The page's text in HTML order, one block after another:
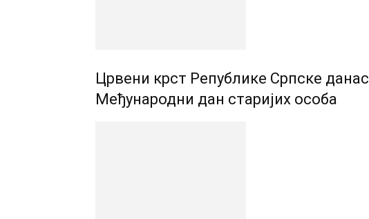
Црвени крст Републике Српске
Међународни дан старијих особа